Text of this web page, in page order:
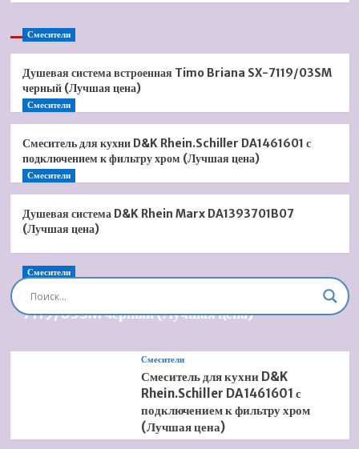
Смесители
Душевая система встроенная Timo Briana SX-7119/03SM
черный (Лучшая цена)
Смесители
Смеситель для кухни D&K Rhein.Schiller DA1461601 с
подключением к фильтру хром (Лучшая цена)
Смесители
Душевая система D&K Rhein Marx DA1393701B07
(Лучшая цена)
Смесители
Душевая система встроенная Timo Briana SX-
7119/03SM черный (Лучшая цена)
Смесители
Смеситель для кухни D&K
Rhein.Schiller DA1461601 с
подключением к фильтру хром
(Лучшая цена)